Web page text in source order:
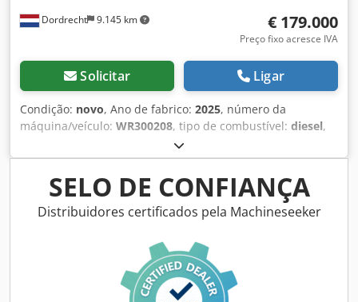
Dordrecht 9.145 km € 179.000
Preço fixo acresce IVA
Solicitar Ligar
Condição: novo, Ano de fabrico: 2025, número da
máquina/veículo: WR300208, tipo de combustível: diesel,
1.000 kW (1.359,62 cv)
Caterpillar C32, Finalidade: Construção civil Peso vazio:
6.985 kg Potência do gerador: 1.250 kVA Dimensões do
compartimento de carga: 464 x 168 x 216 cm Marcação CE:
sim País de fabricação: EUA Entre em contato com a
acessórios = Dcsdpsxq Up Ejfx Acksk - Painel de controle
SELO DE CONFIANÇA
Distribuidores certificados pela Machineseeker